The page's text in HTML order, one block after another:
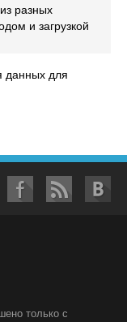
разных
и загрузкой
данных для
только с